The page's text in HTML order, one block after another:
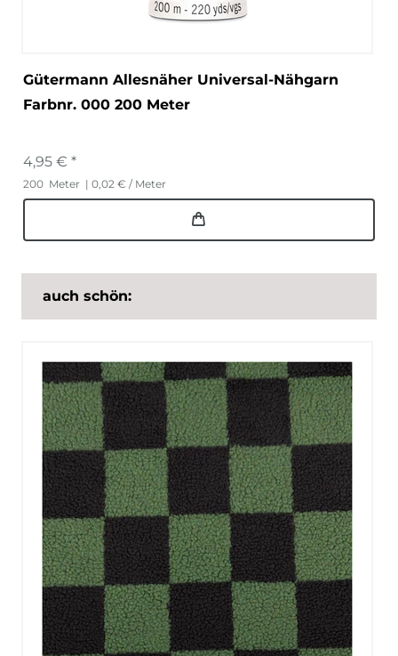
Gütermann Allesnäher Universal-Nähgarn
Farbnr. 000 200 Meter
4,95 € *
200 Meter | 0,02 € / Meter
auch schön: